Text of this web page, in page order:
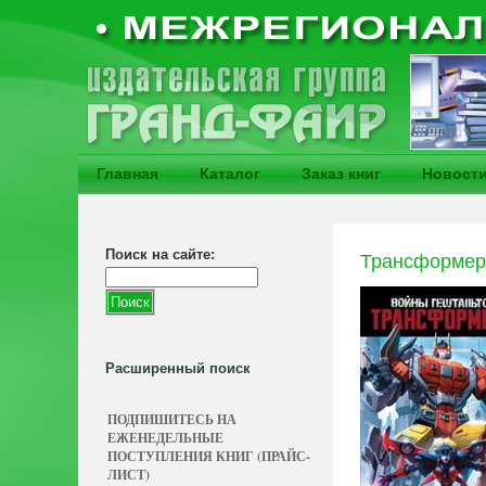
Главная Каталог Заказ книг
Поиск на сайте:
Расширенный поиск
ПОДПИШИТЕСЬ НА
ЕЖЕНЕДЕЛЬНЫЕ
ПОСТУПЛЕНИЯ КНИГ (ПРАЙС-
ЛИСТ)